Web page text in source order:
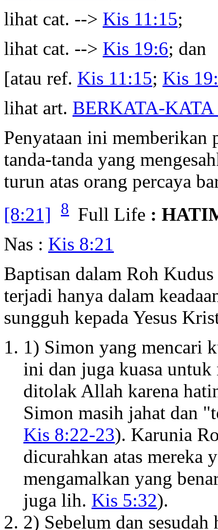
lihat cat. --> Kis 11:15;
lihat cat. --> Kis 19:6; dan
[atau ref. Kis 11:15; Kis
lihat art. BERKATA-
Penyataan ini memberikan
tanda-tanda yang
turun atas orang percaya
[8:21]
8 Full Life :
Nas : Kis 8:21
Baptisan dalam Roh
terjadi hanya dalam
sungguh kepada Yesus
1) Simon yang mencari
ini dan juga kuasa
ditolak Allah karena
Simon masih jahat dan
Kis 8:22-23). Karunia
dicurahkan atas mereka
mengamalkan yang
juga lih. Kis 5:32).
2) Sebelum dan